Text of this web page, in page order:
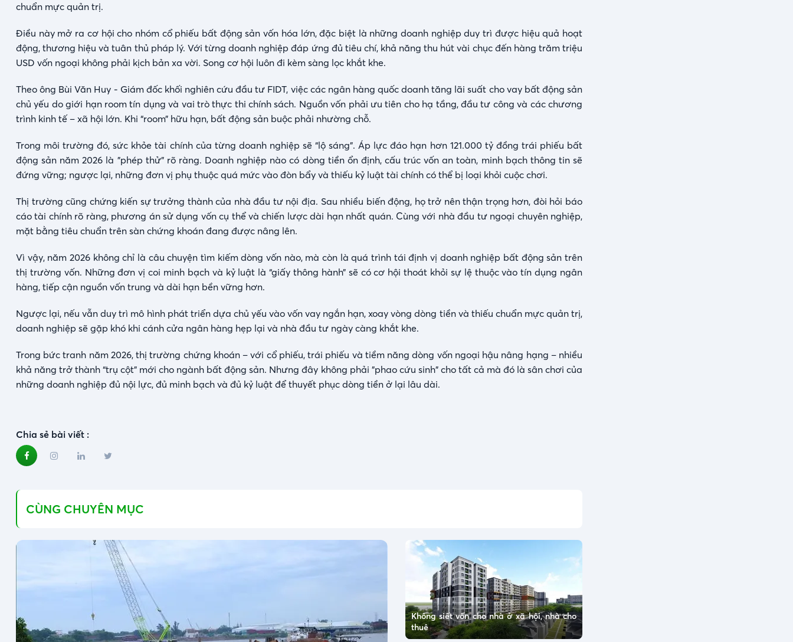
chuẩn mực quản trị.
Điều này mở ra cơ hội cho nhóm cổ phiếu bất động sản vốn hóa lớn, đặc biệt là những doanh nghiệp duy trì được hiệu quả hoạt
động, thương hiệu và tuân thủ pháp lý. Với từng doanh nghiệp đáp ứng đủ tiêu chí, khả năng thu hút vài chục đến hàng trăm triệu
USD vốn ngoại không phải kịch bản xa vời. Song cơ hội luôn đi kèm sàng lọc khắt khe.
Theo ông Bùi Văn Huy - Giám đốc khối nghiên cứu đầu tư FIDT, việc các ngân hàng quốc doanh tăng lãi suất cho vay bất động sản
chủ yếu do giới hạn room tín dụng và vai trò thực thi chính sách. Nguồn vốn phải ưu tiên cho hạ tầng, đầu tư công và các chương
trình kinh tế – xã hội lớn. Khi “room” hữu hạn, bất động sản buộc phải nhường chỗ.
Trong môi trường đó, sức khỏe tài chính của từng doanh nghiệp sẽ “lộ sáng”. Áp lực đáo hạn hơn 121.000 tỷ đồng trái phiếu bất
động sản năm 2026 là "phép thử" rõ ràng. Doanh nghiệp nào có dòng tiền ổn định, cấu trúc vốn an toàn, minh bạch thông tin sẽ
đứng vững; ngược lại, những đơn vị phụ thuộc quá mức vào đòn bẩy và thiếu kỷ luật tài chính có thể bị loại khỏi cuộc chơi.
Thị trường cũng chứng kiến sự trưởng thành của nhà đầu tư nội địa. Sau nhiều biến động, họ trở nên thận trọng hơn, đòi hỏi báo
cáo tài chính rõ ràng, phương án sử dụng vốn cụ thể và chiến lược dài hạn nhất quán. Cùng với nhà đầu tư ngoại chuyên nghiệp,
mặt bằng tiêu chuẩn trên sàn chứng khoán đang được nâng lên.
Vì vậy, năm 2026 không chỉ là câu chuyện tìm kiếm dòng vốn nào, mà còn là quá trình tái định vị doanh nghiệp bất động sản trên
thị trường vốn. Những đơn vị coi minh bạch và kỷ luật là “giấy thông hành” sẽ có cơ hội thoát khỏi sự lệ thuộc vào tín dụng ngân
hàng, tiếp cận nguồn vốn trung và dài hạn bền vững hơn.
Ngược lại, nếu vẫn duy trì mô hình phát triển dựa chủ yếu vào vốn vay ngắn hạn, xoay vòng dòng tiền và thiếu chuẩn mực quản trị,
doanh nghiệp sẽ gặp khó khi cánh cửa ngân hàng hẹp lại và nhà đầu tư ngày càng khắt khe.
Trong bức tranh năm 2026, thị trường chứng khoán – với cổ phiếu, trái phiếu và tiềm năng dòng vốn ngoại hậu nâng hạng – nhiều
khả năng trở thành “trụ cột” mới cho ngành bất động sản. Nhưng đây không phải "phao cứu sinh" cho tất cả mà đó là sân chơi của
những doanh nghiệp đủ nội lực, đủ minh bạch và đủ kỷ luật để thuyết phục dòng tiền ở lại lâu dài.
Chia sẻ bài viết :
CÙNG CHUYÊN MỤC
Không siết vốn cho nhà ở xã hội, nhà cho
thuê